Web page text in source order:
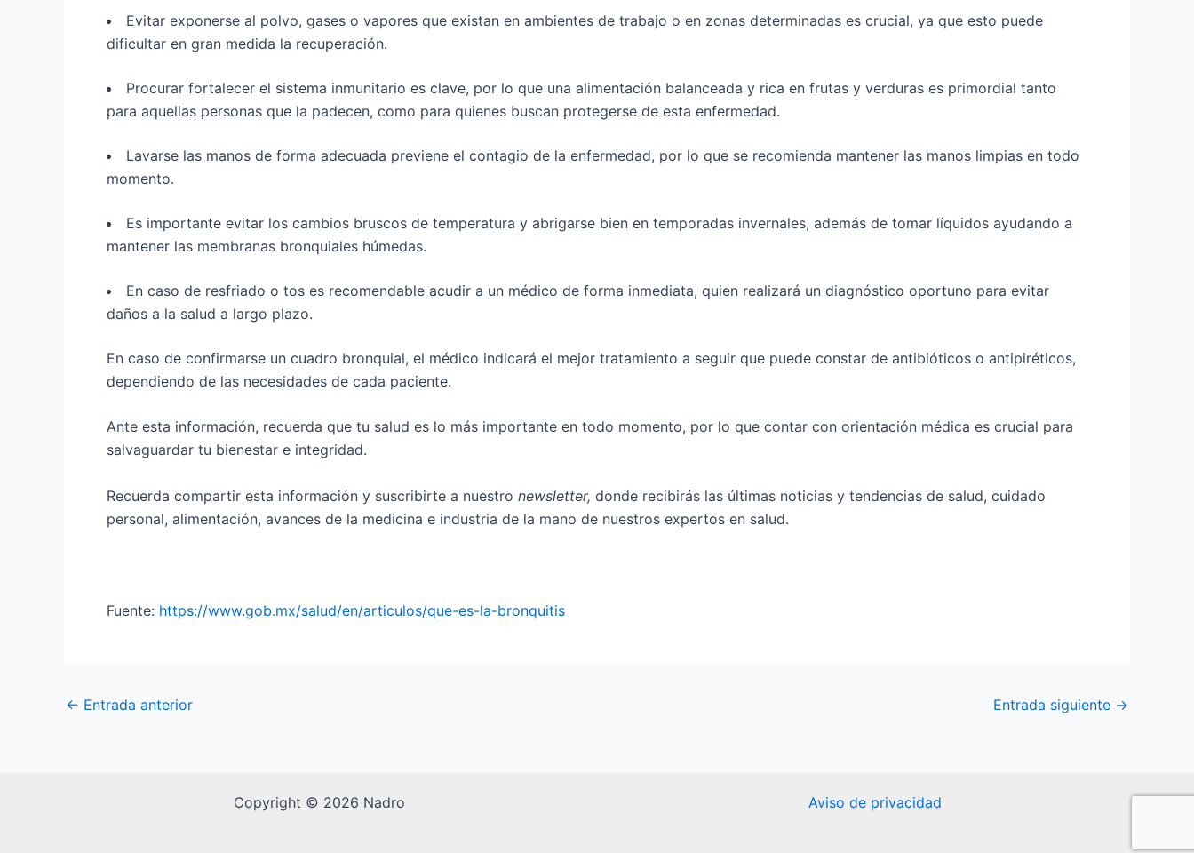
Evitar exponerse al polvo, gases o vapores que existan en ambientes de trabajo o en zonas determinadas es crucial, ya que esto puede
dificultar en gran medida la recuperación.
Procurar fortalecer el sistema inmunitario es clave, por lo que una alimentación balanceada y rica en frutas y verduras es primordial tanto
para aquellas personas que la padecen, como para quienes buscan protegerse de esta enfermedad.
Lavarse las manos de forma adecuada previene el contagio de la enfermedad, por lo que se recomienda mantener las manos limpias en todo
momento.
Es importante evitar los cambios bruscos de temperatura y abrigarse bien en temporadas invernales, además de tomar líquidos ayudando a
mantener las membranas bronquiales húmedas.
En caso de resfriado o tos es recomendable acudir a un médico de forma inmediata, quien realizará un diagnóstico oportuno para evitar
daños a la salud a largo plazo.
En caso de confirmarse un cuadro bronquial, el médico indicará el mejor tratamiento a seguir que puede constar de antibióticos o antipiréticos,
dependiendo de las necesidades de cada paciente.
Ante esta información, recuerda que tu salud es lo más importante en todo momento, por lo que contar con orientación médica es crucial para
salvaguardar tu bienestar e integridad.
Recuerda compartir esta información y suscribirte a nuestro newsletter, donde recibirás las últimas noticias y tendencias de salud, cuidado
personal, alimentación, avances de la medicina e industria de la mano de nuestros expertos en salud.
Fuente: https://www.gob.mx/salud/en/articulos/que-es-la-bronquitis
← Entrada anterior Entrada siguiente →
Copyright © 2026 Nadro Aviso de privacidad